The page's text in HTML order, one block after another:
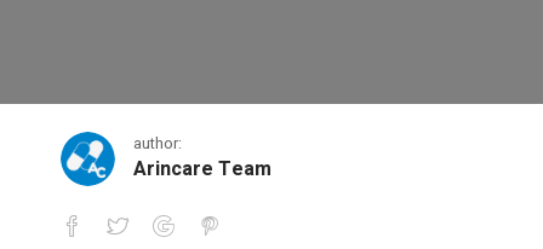
2-3 author:
Arincare Team